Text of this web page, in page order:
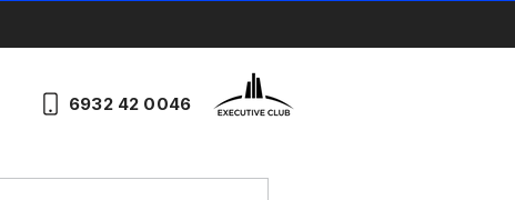
6932 42 0046